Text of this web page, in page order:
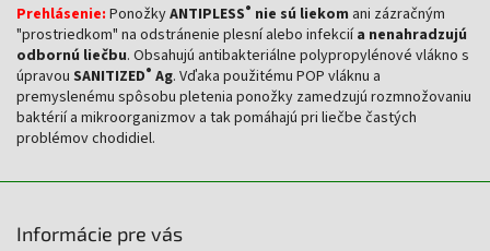
Prehlásenie: PonožkyANTIPLESS® nie sú liekom ani zázračným
"prostriedkom" na odstránenie plesní alebo infekciía nenahradzujú
odbornú liečbu. Obsahujú antibakteriálne polypropylénové vlákno s
úpravou SANITIZED® Ag. Vďaka použitému POP vláknu a
premyslenému spôsobu pletenia ponožky zamedzujú rozmnožovaniu
baktérií a mikroorganizmov a tak pomáhajú pri liečbe častých
problémov chodidiel.
Informácie pre vás